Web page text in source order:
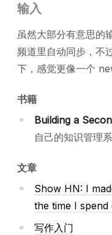
输入
虽然大部分有意思的
频道里自动同步，不
下，感觉更像一个
书籍
Building a
自己的知识管理
文章
Show HN: I
the time I
写作入门